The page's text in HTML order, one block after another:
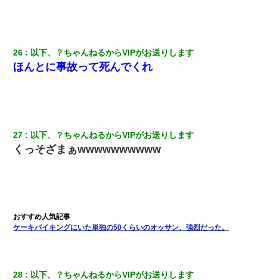
26 以下、？ちゃんねるからVIPがお送りします
ほんとに事故って死んでくれ
27 以下、？ちゃんねるからVIPがお送りします
くっそざまぁwwwwwwwwww
ケーキバイキングにいた単独の50くらいのオッサン、強烈だった。
28 以下、？ちゃんねるからVIPがお送りします